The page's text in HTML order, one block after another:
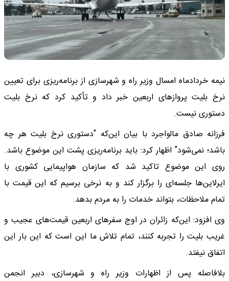
نیمه خردادماه امسال وزیر راه و شهرسازی از برنامه‌ریزی برای تعیین
نرخ بلیت پروازهای اربعین خبر داد و تأکید کرد که نرخ بلیت
دستوری نیست.
فرزانه صادق مالواجرد با بیان این‌که "دستوری نرخ بلیت هر چه
باشد؛ نمی‌شود" اظهار کرد: باید برنامه‌ریزی پشت این موضوع باشد.
روی این موضوع تاکید شد که سازمان هواپیمایی کشوری با
ایرلاین‌ها جلسه‌ای را برگزار کند و به نرخی برسیم که این قیمت با
تمام ملاحظات، بتواند خدمات را به مردم بدهد.
وی افزود: این‌که زائران در اوج سفرهای اربعین قیمت‌های عجیب و
غریب بلیت را تجربه کنند، تمام تلاش ما این است که این بار این
اتفاق نیفتد.
بلافاصله پس از اظهارات وزیر راه و شهرسازی، دبیر انجمن